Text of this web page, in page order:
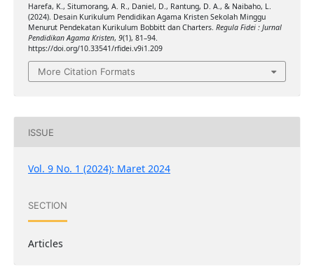
Harefa, K., Situmorang, A. R., Daniel, D., Rantung, D. A., & Naibaho, L.
(2024). Desain Kurikulum Pendidikan Agama Kristen Sekolah Minggu
Menurut Pendekatan Kurikulum Bobbitt dan Charters. Regula Fidei : Jurnal
Pendidikan Agama Kristen, 9(1), 81–94.
https://doi.org/10.33541/rfidei.v9i1.209
More Citation Formats
ISSUE
Vol. 9 No. 1 (2024): Maret 2024
SECTION
Articles